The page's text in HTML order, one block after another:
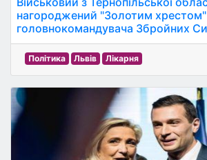
нагороджений "Золотим хрестом"
головнокомандувача Збройних
Політика Львів Лікарня